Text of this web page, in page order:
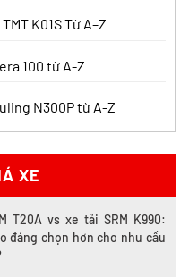
K01S Từ A–Z
100 từ A-Z
N300P từ A-Z
XE
chi tiết
tải SRM T30 hay Tera 100?
tiết
T20A vs xe tải SRM K990:
đáng chọn hơn cho nhu cầu